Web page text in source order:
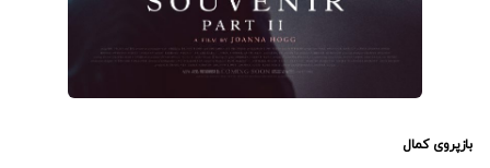
بازپروی کمال